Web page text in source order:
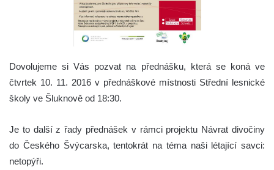
Dovolujeme si Vás pozvat na přednášku, která se koná ve
čtvrtek 10. 11. 2016 v přednáškové místnosti Střední lesnické
školy ve Šluknově od 18:30.
Je to další z řady přednášek v rámci projektu Návrat divočiny
do Českého Švýcarska, tentokrát na téma naši létající savci:
netopýři.